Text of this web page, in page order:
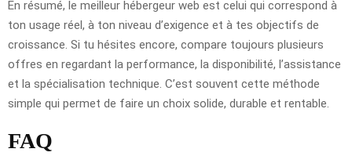
En résumé, le meilleur hébergeur web est celui qui correspond à
ton usage réel, à ton niveau d’exigence et à tes objectifs de
croissance. Si tu hésites encore, compare toujours plusieurs
offres en regardant la performance, la disponibilité, l’assistance
et la spécialisation technique. C’est souvent cette méthode
simple qui permet de faire un choix solide, durable et rentable.
FAQ